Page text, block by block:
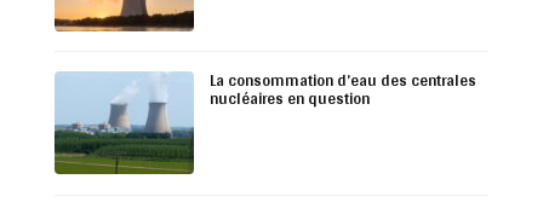
La consommation d’eau des centrales
nucléaires en question